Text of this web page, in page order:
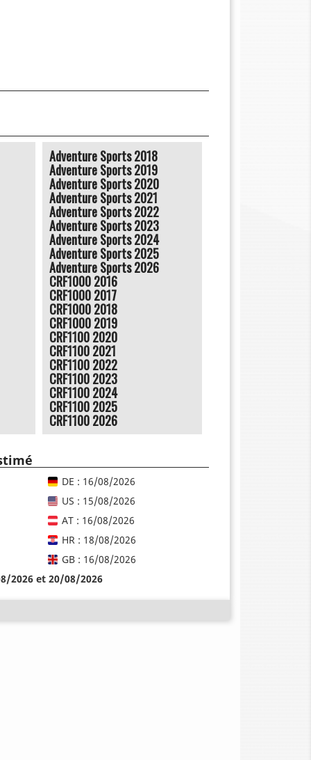
Adventure Sports 2018
Adventure Sports 2019
Adventure Sports 2020
Adventure Sports 2021
Adventure Sports 2022
Adventure Sports 2023
Adventure Sports 2024
Adventure Sports 2025
Adventure Sports 2026
CRF1000 2016
CRF1000 2017
CRF1000 2018
CRF1000 2019
CRF1100 2020
CRF1100 2021
CRF1100 2022
CRF1100 2023
CRF1100 2024
CRF1100 2025
CRF1100 2026
DE : 16/08/2026
US : 15/08/2026
AT : 16/08/2026
HR : 18/08/2026
GB : 16/08/2026
2026 et 20/08/2026